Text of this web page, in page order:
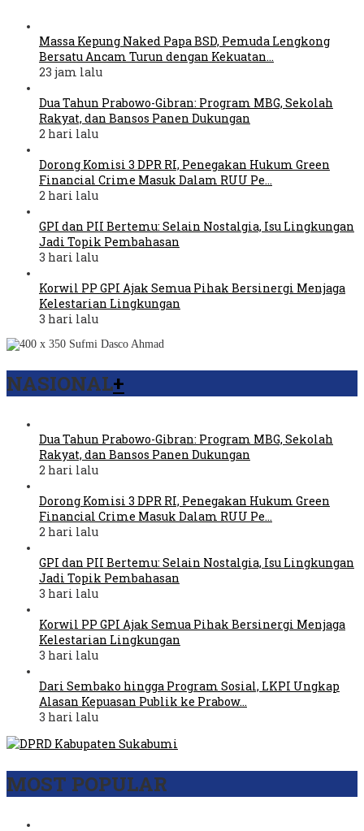
Massa Kepung Naked Papa BSD, Pemuda Lengkong
Bersatu Ancam Turun dengan Kekuatan…
23 jam lalu
Dua Tahun Prabowo-Gibran: Program MBG, Sekolah
Rakyat, dan Bansos Panen Dukungan
2 hari lalu
Dorong Komisi 3 DPR RI, Penegakan Hukum Green
Financial Crime Masuk Dalam RUU Pe…
2 hari lalu
GPI dan PII Bertemu: Selain Nostalgia, Isu Lingkungan
Jadi Topik Pembahasan
3 hari lalu
Korwil PP GPI Ajak Semua Pihak Bersinergi Menjaga
Kelestarian Lingkungan
3 hari lalu
NASIONAL+
Dua Tahun Prabowo-Gibran: Program MBG, Sekolah
Rakyat, dan Bansos Panen Dukungan
2 hari lalu
Dorong Komisi 3 DPR RI, Penegakan Hukum Green
Financial Crime Masuk Dalam RUU Pe…
2 hari lalu
GPI dan PII Bertemu: Selain Nostalgia, Isu Lingkungan
Jadi Topik Pembahasan
3 hari lalu
Korwil PP GPI Ajak Semua Pihak Bersinergi Menjaga
Kelestarian Lingkungan
3 hari lalu
Dari Sembako hingga Program Sosial, LKPI Ungkap
Alasan Kepuasan Publik ke Prabow…
3 hari lalu
MOST POPULAR